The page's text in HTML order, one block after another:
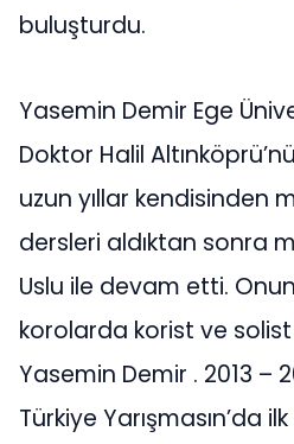
buluşturdu.
Yasemin Demir Ege
Doktor Halil
uzun yıllar kendisinden
dersleri aldıktan sonra
Uslu ile devam etti.
korolarda korist ve
Yasemin Demir . 2013 –
Türkiye Yarışmasın’da ilk